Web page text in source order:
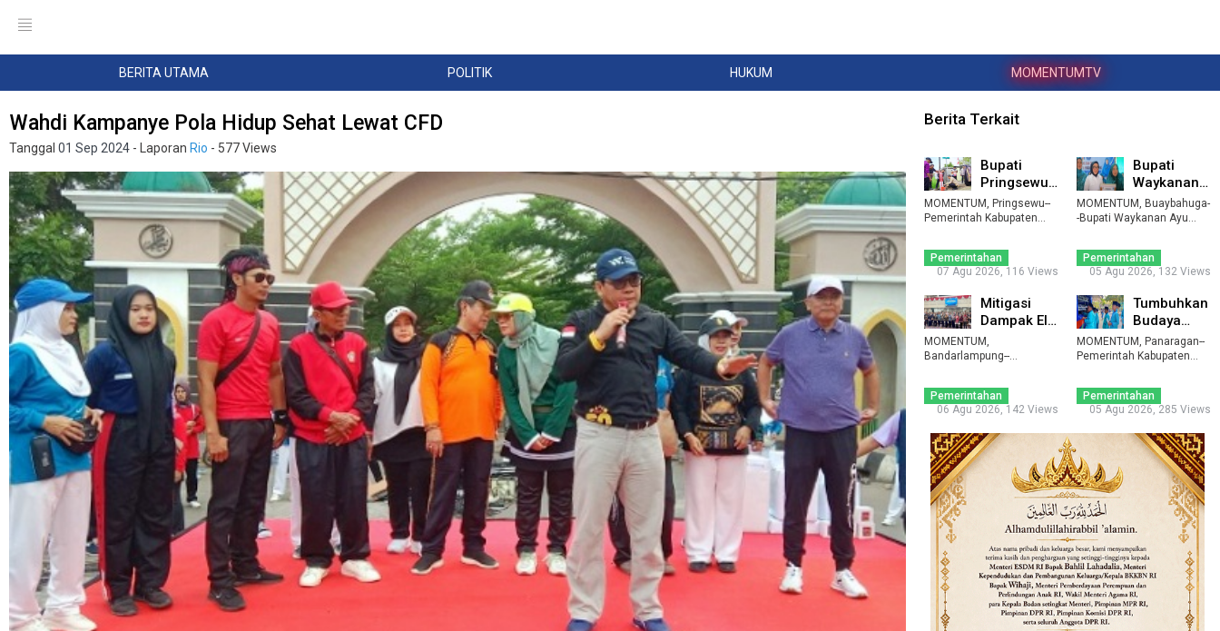
BERITA UTAMA POLITIK HUKUM MOMENTUMTV
Wahdi Kampanye Pola Hidup Sehat Lewat CFD
Tanggal 01 Sep 2024 - Laporan Rio - 577 Views
Berita Terkait
Bupati
Pringsewu
Serap
Aspirasi
Kresnom ...
MOMENTUM, Pringsewu--
Pemerintah Kabupaten
Pemerintahan
07 Agu 2026, 116 Views
Bupati
Waykanan:
PKK Harus
Jadi Motor
MOMENTUM, Buaybahuga-
-Bupati Waykanan Ayu
Pemerintahan
05 Agu 2026, 132 Views
Mitigasi
Dampak El
Nino,
Lampung
Penggun ...
MOMENTUM,
Bandarlampung--
Pemerintahan
06 Agu 2026, 142 Views
Tumbuhkan
Budaya
Baca,
Tubaba
Perpu ...
MOMENTUM, Panaragan--
Pemerintah Kabupaten
Pemerintahan
05 Agu 2026, 285 Views